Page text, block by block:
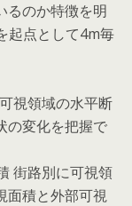
るのか特徴を明
起点として4m毎
視領域の水平断
の変化を把握で
街路別に可視領
面積と外部可視